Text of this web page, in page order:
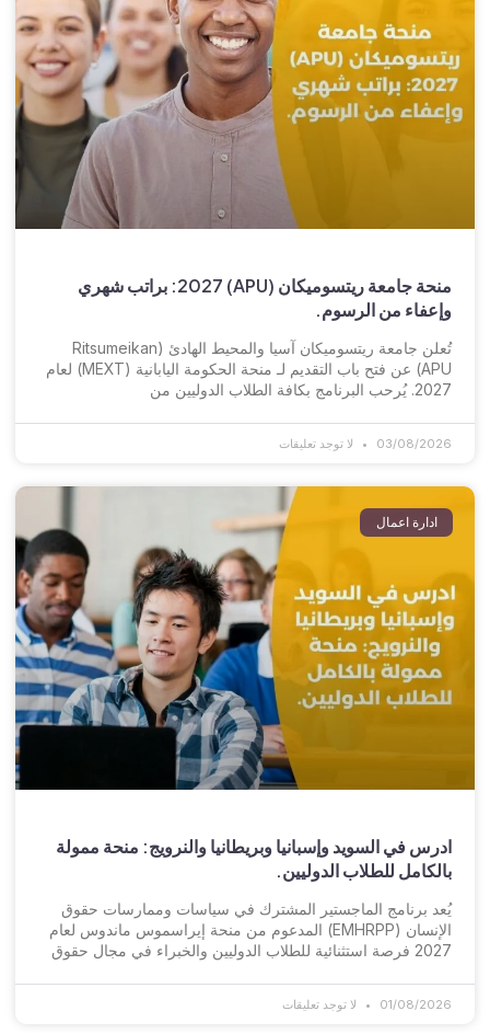
منحة جامعة ريتسوميكان (APU) 2027: براتب شهري
وإعفاء من الرسوم.
تُعلن جامعة ريتسوميكان آسيا والمحيط الهادئ (Ritsumeikan
APU) عن فتح باب التقديم لـ منحة الحكومة اليابانية (MEXT) لعام
2027. يُرحب البرنامج بكافة الطلاب الدوليين من
03/08/2026 لا توجد تعليقات
ادارة اعمال
ادرس في السويد وإسبانيا وبريطانيا والنرويج: منحة ممولة
بالكامل للطلاب الدوليين.
يُعد برنامج الماجستير المشترك في سياسات وممارسات حقوق
الإنسان (EMHRPP) المدعوم من منحة إيراسموس ماندوس لعام
2027 فرصة استثنائية للطلاب الدوليين والخبراء في مجال حقوق
01/08/2026 لا توجد تعليقات